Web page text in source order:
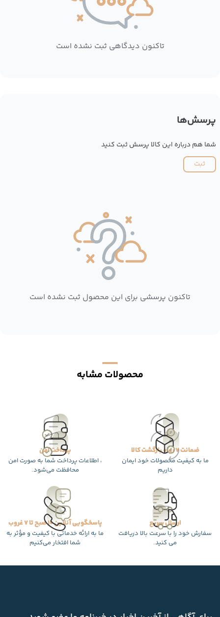
تاکنون دیدگاهی ثبت نشده است
پرسش‌ها
شما هم درباره این کالا پرسش ثبت کنید
ثبت
تاکنون پرسشی برای این محصول ثبت نشده است
محصولات مشابه
ضمانت 7 روزه بازگشت کالا
ما به کیفیت محصولات خود ایمان
داریم
پرداخت امن
، اطلاعات پرداخت شما به صورت امن
محافظت می‌شود.
ارسال سریع
سفارش خود را با سرعت بالا دریافت
می کنید.
پاسخگویی آنلاین 10 صبح تا 7 غروب
ما به ارائه خدماتی با کیفیت و مؤثر به
شما افتخار می‌کنیم